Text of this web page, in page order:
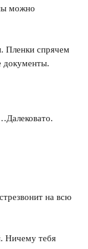
можно
Пленки спрячем
документы.
на всю
Ничему тебя